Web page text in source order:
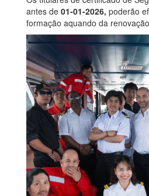
antes de 01-01-2026, poderão
formação aquando da